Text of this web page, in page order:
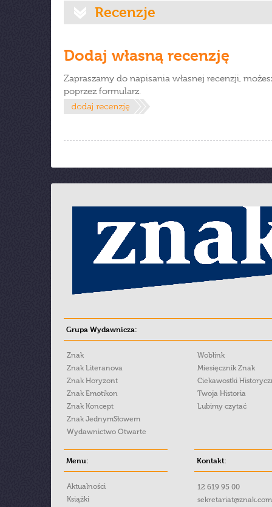
Recenzje
Dodaj własną recenzję
Zapraszamy do napisania własnej recenzji,
poprzez formularz.
Grupa Wydawnicza:
Znak
Znak Literanova
Znak Horyzont
Znak Emotikon
Znak Koncept
Znak JednymSłowem
Wydawnictwo Otwarte
Woblink
Miesięcznik Znak
Ciekawostki
Twoja Historia
Lubimy czytać
Menu:
Aktualności
Książki
Kontakt:
12 619 95 00